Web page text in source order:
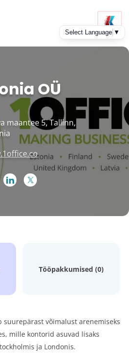
OÜ
maantee 5, Tallinn,
Tööpakkumised (0)
suurepärast võimalust arenemiseks
mille kontorid asuvad lisaks
ja Londonis.